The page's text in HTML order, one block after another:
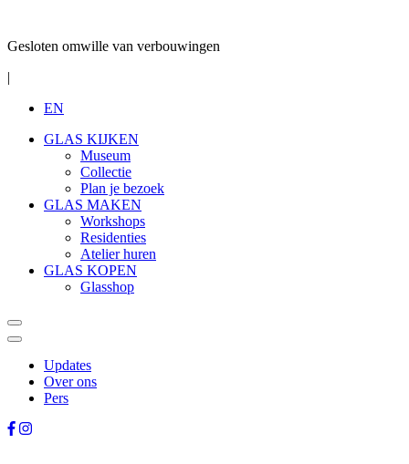
Gesloten omwille van verbouwingen
|
EN
GLAS KIJKEN
Museum
Collectie
Plan je bezoek
GLAS MAKEN
Workshops
Residenties
Atelier huren
GLAS KOPEN
Glasshop
Updates
Over ons
Pers